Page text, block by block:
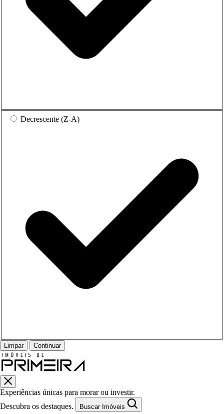
Decrescente (Z-A)
Limpar Continuar
Experiências únicas para morar ou investir.
Descubra os destaques.
Buscar Imóveis